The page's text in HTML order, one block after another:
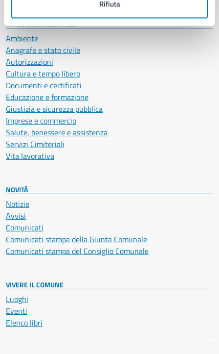
Rifiuta
CATEGORIE DI SERVIZIO
Ambiente
Anagrafe e stato civile
Autorizzazioni
Cultura e tempo libero
Documenti e certificati
Educazione e formazione
Giustizia e sicurezza pubblica
Imprese e commercio
Salute, benessere e assistenza
Servizi Cimiteriali
Vita lavorativa
NOVITÀ
Notizie
Avvisi
Comunicati
Comunicati stampa della Giunta Comunale
Comunicati stampa del Consiglio Comunale
VIVERE IL COMUNE
Luoghi
Eventi
Elenco libri